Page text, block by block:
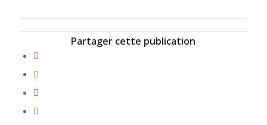
Partager cette publication